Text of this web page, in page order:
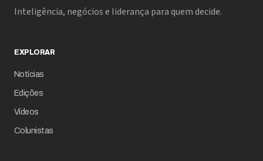
Inteligência, negócios e liderança para quem decide.
EXPLORAR
Notícias
Edições
Vídeos
Colunistas